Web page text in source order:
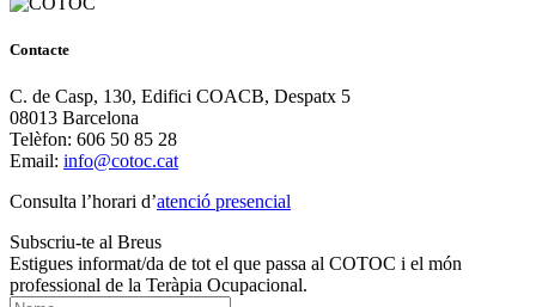
Contacte
C. de Casp, 130, Edifici COACB, Despatx 5
08013 Barcelona
Telèfon: 606 50 85 28
Email: info@cotoc.cat
Consulta l’horari d’atenció presencial
Subscriu-te al Breus
Estigues informat/da de tot el que passa al COTOC i el món
professional de la Teràpia Ocupacional.